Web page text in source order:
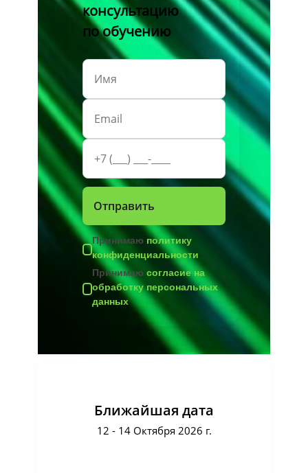
консультацию
по обучению
Принимаю политику
конфиденциальности
Принимаю согласие на
обработку персональных
данных
Ближайшая дата
12 - 14 Октября 2026 г.